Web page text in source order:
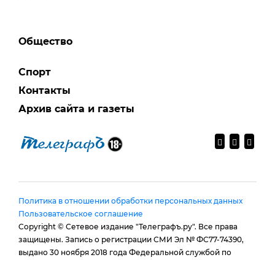
Общество
Спорт
Контакты
Архив сайта и газеты
Политика в отношении обработки персональных данных
Пользовательское соглашение
Copyright © Сетевое издание "Телеграфъ.ру". Все права
защищены. Запись о регистрации СМИ Эл № ФС77-74390,
выдано 30 ноября 2018 года Федеральной службой по